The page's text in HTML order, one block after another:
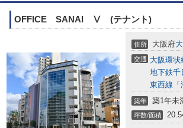
OFFICE SANAI Ⅴ (テナント)
住所 大阪府
交通 大阪環状
地下鉄千
東西線 「
築年 築1年未
坪数/面積